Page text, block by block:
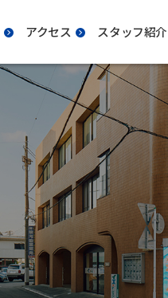
アクセス スタッフ紹介